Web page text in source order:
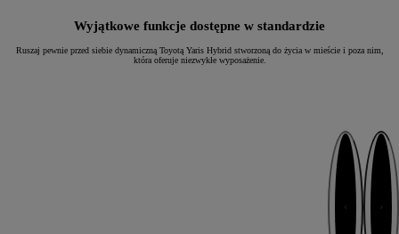
Wyjątkowe funkcje dostępne w standardzie
Ruszaj pewnie przed siebie dynamiczną Toyotą Yaris Hybrid stworzoną do życia w mieście i poza nim,
która oferuje niezwykłe wyposażenie.
Poprzedni